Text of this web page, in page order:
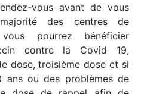
vous avant de vous
des centres de
pourrez bénéficier
contre la Covid 19,
dose, troisième dose et si
ans ou des problèmes de